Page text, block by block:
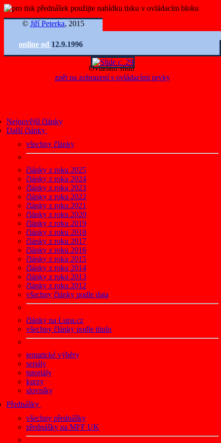
© Jiří Peterka, 2015
online od 12.9.1996
Ovládání slidů
Nejnovější články
Další články
všechny články
články z roku 2025
články z roku 2024
články z roku 2023
články z roku 2022
články z roku 2021
články z roku 2020
články z roku 2019
články z roku 2018
články z roku 2017
články z roku 2016
články z roku 2015
články z roku 2014
články z roku 2013
články z roku 2012
všechny články podle data
články na Lupa.cz
všechny články podle titulu
tematické výběry
seriály
tutoriály
kurzy
slovníky
Přednášky
všechny přednášky
přednášky na MFF UK
zpět na zobrazení s ovládacími prvky